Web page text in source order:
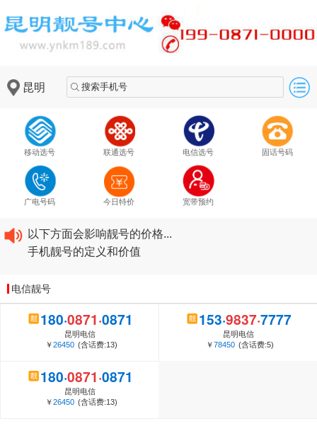
昆明 搜索手机号
移动选号 联通选号 电信选号 固话号码
广电号码 今日特价 宽带预约
拥有手机靓号的好处
手机号码防诈封停规律及防封技巧...
以下方面会影响靓号的价格...
手机靓号的定义和价值
手机号码防诈封停规律及防封技巧...
拥有手机靓号是怎样一种体验？...
以下方面会影响靓号的价格...
手机靓号的定义和价值
电信靓号
180·0871·0871
昆明电信
￥26450 (含话费:13)
153·9837·7777
昆明电信
￥78450 (含话费:5)
180·0871·0871
昆明电信
￥26450 (含话费:13)